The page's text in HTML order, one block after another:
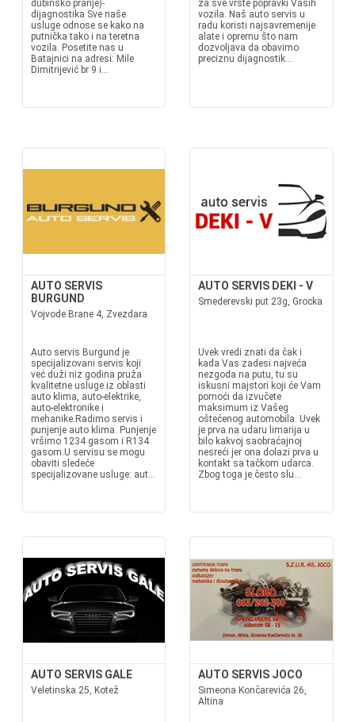
dubinsko pranje)-
dijagnostika Sve naše
usluge odnose se kako na
putnička tako i na teretna
vozila. Posetite nas u
Batajnici na adresi: Mile
Dimitrijević br 9 i...
za sve vrste popravki Vaših
vozila. Naš auto servis u
radu koristi najsavremenije
alate i opremu što nam
dozvoljava da obavimo
preciznu dijagnostik...
AUTO SERVIS
BURGUND
Vojvode Brane 4, Zvezdara
Auto servis Burgund je
specijalizovani servis koji
već duži niz godina pruža
kvalitetne usluge iz oblasti
auto klima, auto-elektrike,
auto-elektronike i
mehanike.Radimo servis i
punjenje auto klima. Punjenje
vršimo 1234 gasom i R134
gasom.U servisu se mogu
obaviti sledeće
specijalizovane usluge: aut...
AUTO SERVIS DEKI - V
Smederevski put 23g, Grocka
Uvek vredi znati da čak i
kada Vas zadesi najveća
nezgoda na putu, tu su
iskusni majstori koji će Vam
pomoći da izvučete
maksimum iz Vašeg
oštećenog automobila. Uvek
je prva na udaru limarija u
bilo kakvoj saobraćajnoj
nesreći jer ona dolazi prva u
kontakt sa tačkom udarca.
Zbog toga je često slu...
AUTO SERVIS GALE
Veletinska 25, Kotež
AUTO SERVIS JOCO
Simeona Končarevića 26,
Altina